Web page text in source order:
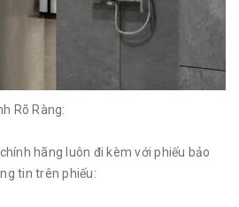
Rõ Ràng:
hãng luôn đi kèm với phiếu bảo
tin trên phiếu: